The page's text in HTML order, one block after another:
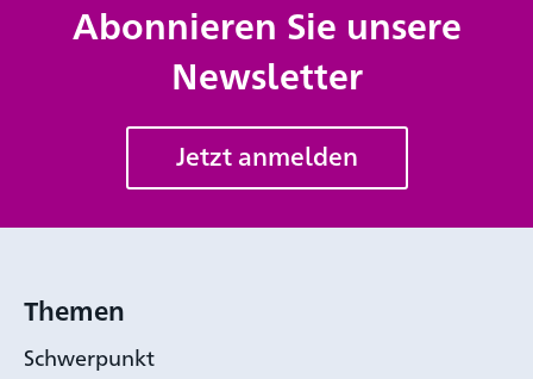
Abonnieren Sie unsere
Newsletter
Jetzt anmelden
Themen
Schwerpunkt